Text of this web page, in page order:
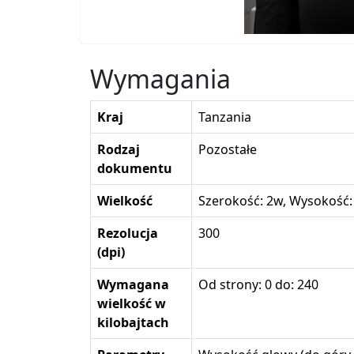
Wymagania
Kraj
Tanzania
Rodzaj
dokumentu
Pozostałe
Wielkość
Szerokość: 2w,
Rezolucja
(dpi)
300
Wymagana
wielkość w
kilobajtach
Od strony: 0 do: 240